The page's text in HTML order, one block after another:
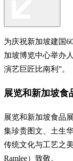
为庆祝新加坡建国
加坡博览中心举办
演艺巨匠比南利”。
展览和新加坡食
展览和新加坡食品
集珍贵图文、土生
传统文化与工艺之
Ramlee）致敬。